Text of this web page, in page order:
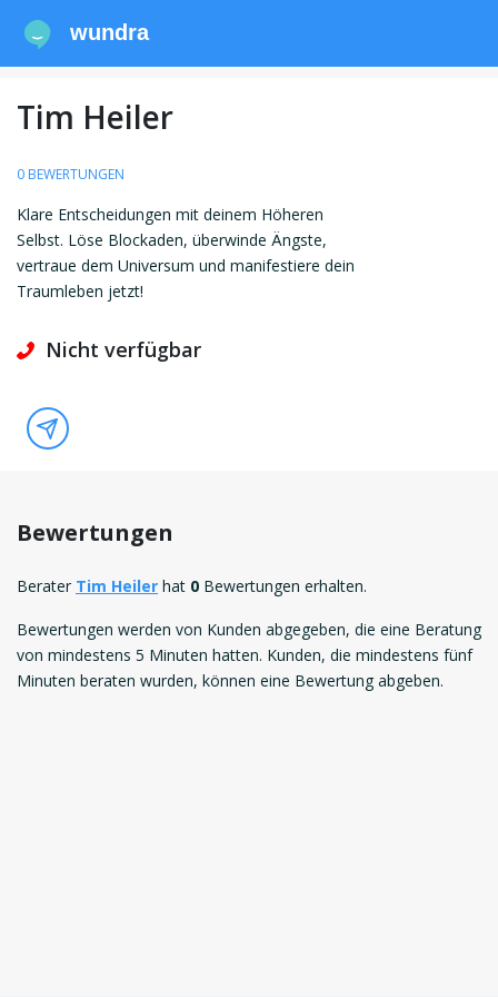
wundra
Tim Heiler
0 BEWERTUNGEN
Klare Entscheidungen mit deinem Höheren
Selbst. Löse Blockaden, überwinde Ängste,
vertraue dem Universum und manifestiere dein
Traumleben jetzt!
Nicht verfügbar
Bewertungen
Berater Tim Heiler hat 0 Bewertungen erhalten.
Bewertungen werden von Kunden abgegeben, die eine Beratung
von mindestens 5 Minuten hatten. Kunden, die mindestens fünf
Minuten beraten wurden, können eine Bewertung abgeben.